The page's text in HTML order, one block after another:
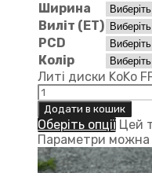
Ширина
Виліт (ЕТ)
PCD
Колір
Литі диски KoKo
Додати в кошик
Оберіть опції Цей
Параметри можна